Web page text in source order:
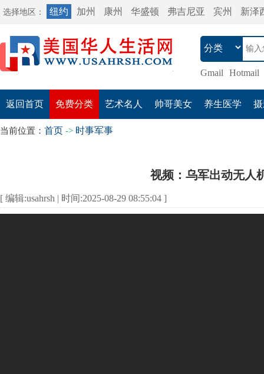
选择地区： 纽约 加州 康州 华盛顿 弗吉尼亚 宾州 新泽
Gmail Hotmail
返回首页 免费分类 艺术名人 帅哥美女 养生医学
当前位置： 首页 -> 时事军事
视频：乌军出动无人
[ 编辑:usahrsh | 时间:2025-08-29 08:55:04 ]